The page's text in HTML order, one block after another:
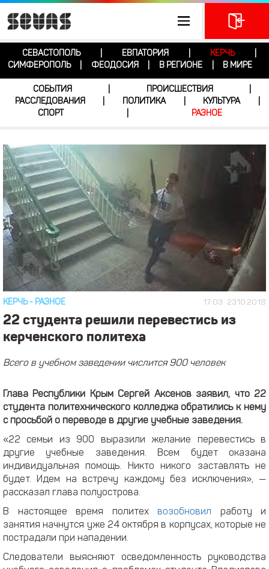
СЕВАСТОПОЛЬ ЕВПАТОРИЯ КЕРЧЬ
СИМФЕРОПОЛЬ
ФЕОДОСИЯ В РЕГИОНЕ В МИРЕ
СОБЫТИЯ ПРОИСШЕСТВИЯ
РАССЛЕДОВАНИЯ
ПОЛИТИКА КУЛЬТУРА
СПОРТ
РАЗНОЕ
17:03 23.10.2018
КЕРЧЬ- РАЗНОЕ
22 студента решили перевестись из
керченского политеха
Всего в учебном заведении числится 900 человек
Глава Республики Крым Сергей Аксенов заявил, что 22
студента политехнического колледжа обратились к нему
с просьбой о переводе в другие учебные заведения.
«22 семьи из 900 выразили желание перевестись в
другие учебные заведения. Всем будет оказана
индивидуальная помощь. Никто никого заставлять не
будет. Идем на встречу каждому без исключения», —
рассказал глава полуострова.
В настоящее время политех возобновил работу и
занятия начнутся уже 24 октября в корпусах, которые не
пострадали при нападении.
Следователи выясняют осведомленность руководства